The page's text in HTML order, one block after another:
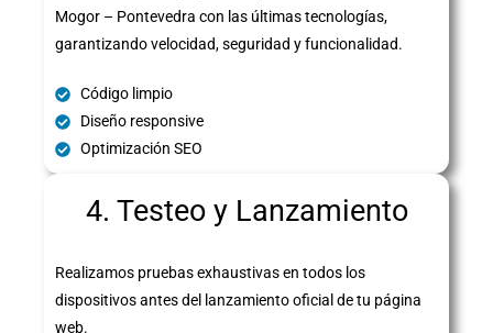
Mogor – Pontevedra con las últimas tecnologías,
garantizando velocidad, seguridad y funcionalidad.
Código limpio
Diseño responsive
Optimización SEO
4. Testeo y Lanzamiento
Realizamos pruebas exhaustivas en todos los
dispositivos antes del lanzamiento oficial de tu página
web.